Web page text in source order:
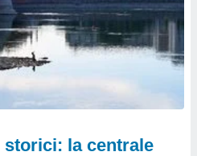
la centrale